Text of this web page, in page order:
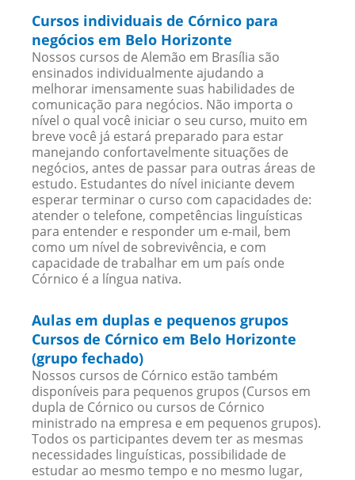
Cursos individuais de Córnico para
negócios em Belo Horizonte
Nossos cursos de Alemão em Brasília são
ensinados individualmente ajudando a
melhorar imensamente suas habilidades de
comunicação para negócios. Não importa o
nível o qual você iniciar o seu curso, muito em
breve você já estará preparado para estar
manejando confortavelmente situações de
negócios, antes de passar para outras áreas de
estudo. Estudantes do nível iniciante devem
esperar terminar o curso com capacidades de:
atender o telefone, competências linguísticas
para entender e responder um e-mail, bem
como um nível de sobrevivência, e com
capacidade de trabalhar em um país onde
Córnico é a língua nativa.
Aulas em duplas e pequenos grupos
Cursos de Córnico em Belo Horizonte
(grupo fechado)
Nossos cursos de Córnico estão também
disponíveis para pequenos grupos (Cursos em
dupla de Córnico ou cursos de Córnico
ministrado na empresa e em pequenos grupos).
Todos os participantes devem ter as mesmas
necessidades linguísticas, possibilidade de
estudar ao mesmo tempo e no mesmo lugar,